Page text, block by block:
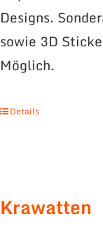
Designs.
sowie 3D
Möglich.
Details
Krawatten